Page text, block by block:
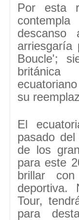
Por esta
arriesgaría
Boucle';
ecuatoriano
su
El
pasado
de los
para este
brillar
Tour,
para